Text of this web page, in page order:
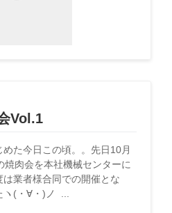
Vol.1
た今日この頃。。先日10月
焼肉会を本社機械センターに
業者様合同での開催とな
ヽ(・∀・)ノ ...